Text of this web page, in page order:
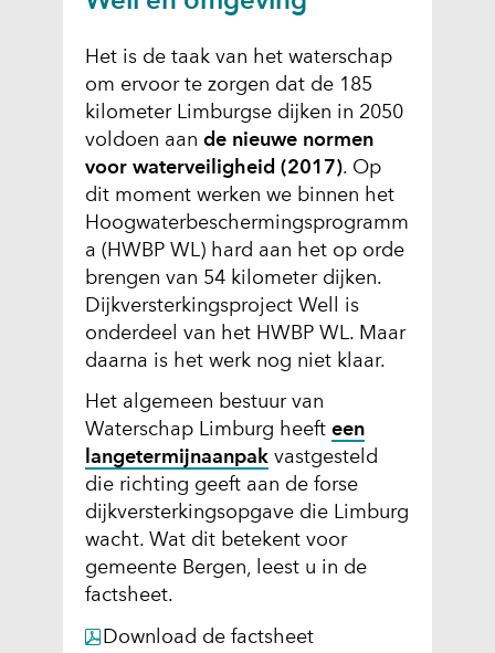
Het is de taak van het waterschap
om ervoor te zorgen dat de 185
kilometer Limburgse dijken in 2050
voldoen aan de nieuwe normen
voor waterveiligheid (2017). Op
dit moment werken we binnen het
Hoogwaterbeschermingsprogramm
a (HWBP WL) hard aan het op orde
brengen van 54 kilometer dijken.
Dijkversterkingsproject Well is
onderdeel van het HWBP WL. Maar
daarna is het werk nog niet klaar.
Het algemeen bestuur van
Waterschap Limburg heeft een
langetermijnaanpakvastgesteld
die richting geeft aan de forse
dijkversterkingsopgave die Limburg
wacht. Wat dit betekent voor
gemeente Bergen, leest u in de
factsheet.
Download de factsheet